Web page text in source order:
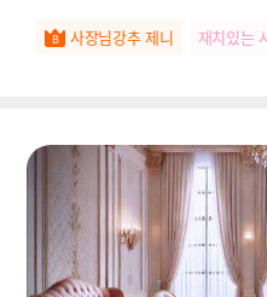
사장님강추 제니 재치있는